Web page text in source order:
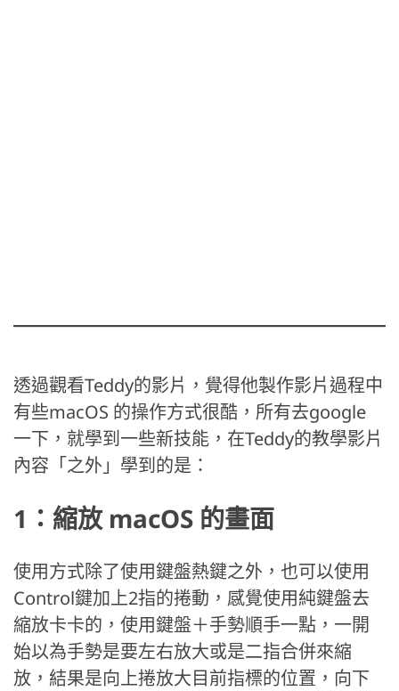
透過觀看Teddy的影片，覺得他製作影片過程中
有些macOS 的操作方式很酷，所有去google
一下，就學到一些新技能，在Teddy的教學影片
內容「之外」學到的是：
1：縮放 macOS 的畫面
使用方式除了使用鍵盤熱鍵之外，也可以使用
Control鍵加上2指的捲動，感覺使用純鍵盤去
縮放卡卡的，使用鍵盤＋手勢順手一點，一開
始以為手勢是要左右放大或是二指合併來縮
放，結果是向上捲放大目前指標的位置，向下